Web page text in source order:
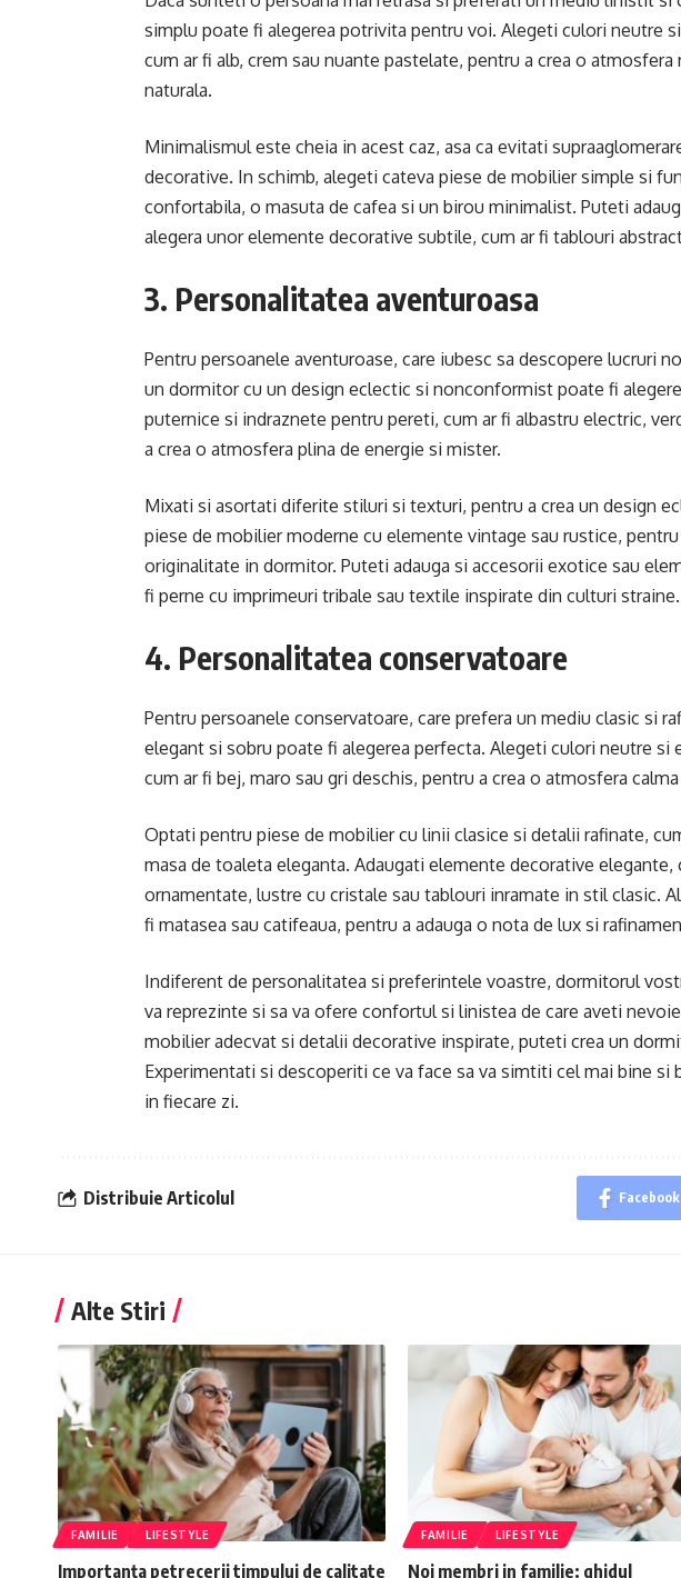
simplu poate fi alegerea potrivita pentru voi. Alegeti culori neutre
cum ar fi alb, crem sau nuante pastelate, pentru a crea o atmosfera
naturala.
Minimalismul este cheia in acest caz, asa ca evitati
decorative. In schimb, alegeti cateva piese de mobilier simple si
confortabila, o masuta de cafea si un birou minimalist. Puteti
alegera unor elemente decorative subtile, cum ar fi tablouri
3. Personalitatea aventuroasa
Pentru persoanele aventuroase, care iubesc sa descopere lucruri
un dormitor cu un design eclectic si nonconformist poate fi
puternice si indraznete pentru pereti, cum ar fi albastru electric,
a crea o atmosfera plina de energie si mister.
Mixati si asortati diferite stiluri si texturi, pentru a crea un design
piese de mobilier moderne cu elemente vintage sau rustice, pentru
originalitate in dormitor. Puteti adauga si accesorii exotice sau
fi perne cu imprimeuri tribale sau textile inspirate din culturi straine.
4. Personalitatea conservatoare
Pentru persoanele conservatoare, care prefera un mediu clasic si
elegant si sobru poate fi alegerea perfecta. Alegeti culori neutre si
cum ar fi bej, maro sau gri deschis, pentru a crea o atmosfera
Optati pentru piese de mobilier cu linii clasice si detalii rafinate,
masa de toaleta eleganta. Adaugati elemente decorative elegante,
ornamentate, lustre cu cristale sau tablouri inramate in stil clasic.
fi matasea sau catifeaua, pentru a adauga o nota de lux si
Indiferent de personalitatea si preferintele voastre, dormitorul
va reprezinte si sa va ofere confortul si linistea de care aveti
mobilier adecvat si detalii decorative inspirate, puteti crea un
Experimentati si descoperiti ce va face sa va simtiti cel mai bine si
in fiecare zi.
Distribuie Articolul Facebook
Alte Stiri
FAMILIE LIFESTYLE
Importanța petrecerii timpului de calitate
FAMILIE LIFESTYLE
Noi membri in familie: ghidul